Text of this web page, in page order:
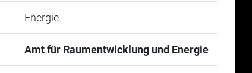
Energie
Amt für Raumentwicklung und Energie